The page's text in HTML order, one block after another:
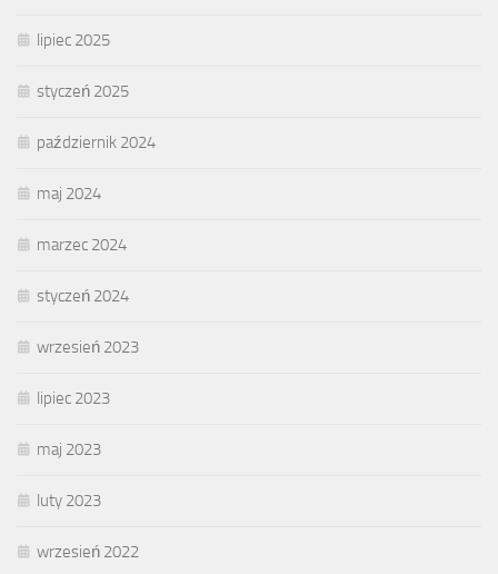
lipiec 2025
styczeń 2025
październik 2024
maj 2024
marzec 2024
styczeń 2024
wrzesień 2023
lipiec 2023
maj 2023
luty 2023
wrzesień 2022